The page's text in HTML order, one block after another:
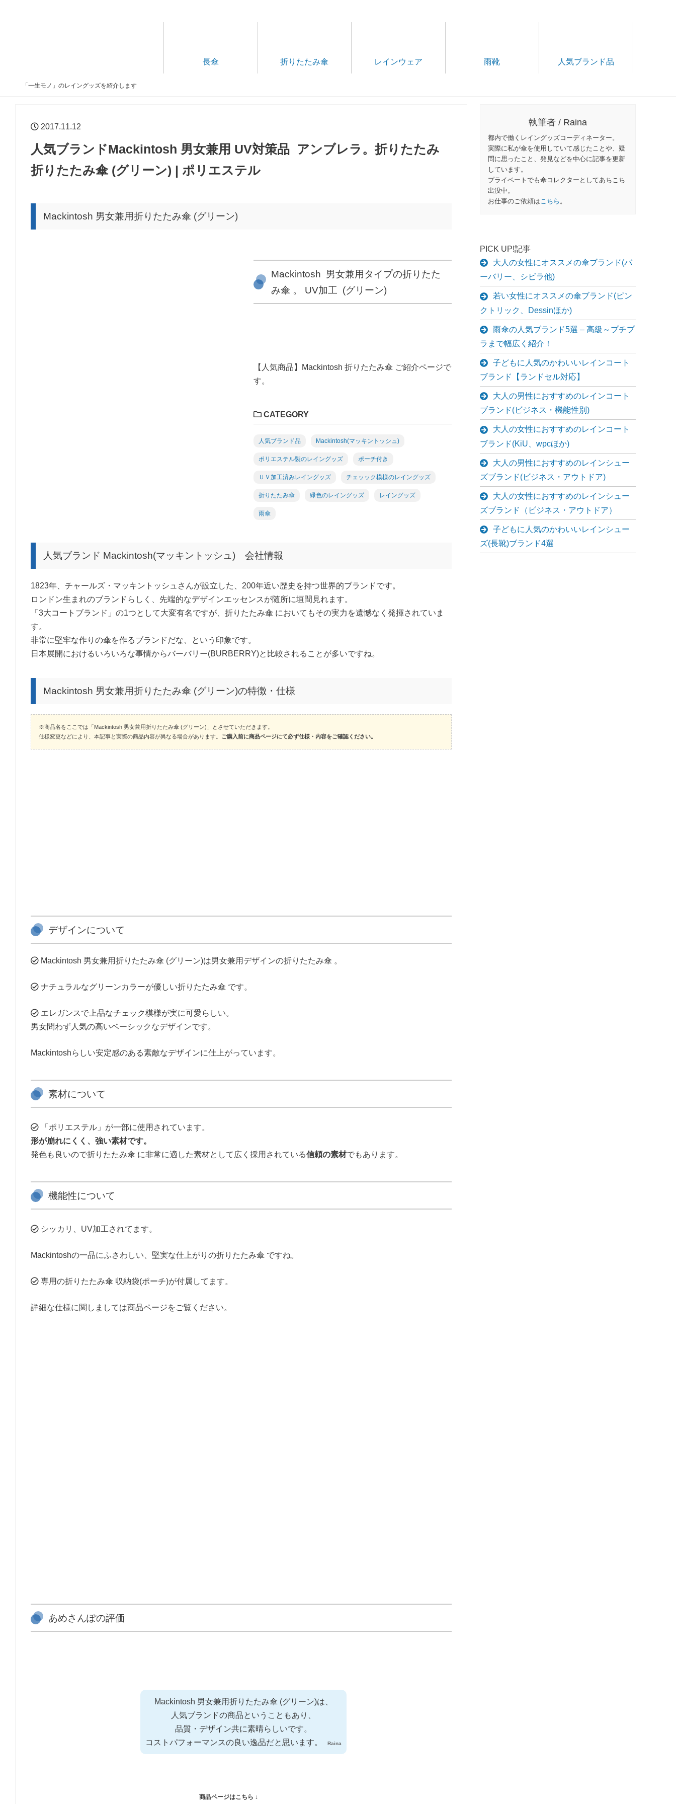
「一生モノ」のレイングッズを紹介します
長傘 折りたたみ傘 レインウェア 雨靴 人気ブランド品
2017.11.12
人気ブランドMackintosh 男女兼用 UV対策品 アンブレラ。折りたたみ
折りたたみ傘 (グリーン) | ポリエステル
Mackintosh 男女兼用折りたたみ傘 (グリーン)
Mackintosh 男女兼用タイプの折りたた
み傘 。 UV加工 (グリーン)
【人気商品】Mackintosh 折りたたみ傘 ご紹介ページで
す。
CATEGORY
人気ブランド品 Mackintosh(マッキントッシュ)
ポリエステル製のレイングッズ ポーチ付き
ＵＶ加工済みレイングッズ チェッック模様のレイングッズ
折りたたみ傘 緑色のレイングッズ レイングッズ
雨傘
人気ブランド Mackintosh(マッキントッシュ) 会社情報
1823年、チャールズ・マッキントッシュさんが設立した、200年近い歴史を持つ世界的ブランドです。
ロンドン生まれのブランドらしく、先端的なデザインエッセンスが随所に垣間見れます。
「3大コートブランド」の1つとして大変有名ですが、折りたたみ傘 においてもその実力を遺憾なく発揮されていま
す。
非常に堅牢な作りの傘を作るブランドだな、という印象です。
日本展開におけるいろいろな事情からバーバリー(BURBERRY)と比較されることが多いですね。
Mackintosh 男女兼用折りたたみ傘 (グリーン)の特徴・仕様
※商品名をここでは「Mackintosh 男女兼用折りたたみ傘 (グリーン)」とさせていただきます。
仕様変更などにより、本記事と実際の商品内容が異なる場合があります。 ご購入前に商品ページにて必ず仕様・内容をご確認ください。
デザインについて
Mackintosh 男女兼用折りたたみ傘 (グリーン)は男女兼用デザインの折りたたみ傘 。
ナチュラルなグリーンカラーが優しい折りたたみ傘 です。
エレガンスで上品なチェック模様が実に可愛らしい。
男女問わず人気の高いベーシックなデザインです。
Mackintoshらしい安定感のある素敵なデザインに仕上がっています。
素材について
「ポリエステル」が一部に使用されています。
形が崩れにくく、強い素材です。
発色も良いので折りたたみ傘 に非常に適した素材として広く採用されている信頼の素材でもあります。
機能性について
シッカリ、UV加工されてます。
Mackintoshの一品にふさわしい、堅実な仕上がりの折りたたみ傘 ですね。
専用の折りたたみ傘 収納袋(ポーチ)が付属してます。
詳細な仕様に関しましては商品ページをご覧ください。
あめさんぽの評価
Mackintosh 男女兼用折りたたみ傘 (グリーン)は、
人気ブランドの商品ということもあり、
品質・デザイン共に素晴らしいです。
コストパフォーマンスの良い逸品だと思います。
Raina
執筆者 / Raina
都内で働くレイングッズコーディネーター。
実際に私が傘を使用していて感じたことや、疑
問に思ったこと、発見などを中心に記事を更新
しています。
プライベートでも傘コレクターとしてあちこち
出没中。
お仕事のご依頼はこちら 。
PICK UP!記事
大人の女性にオススメの傘ブランド(バ
ーバリー、シビラ他)
若い女性にオススメの傘ブランド(ピン
クトリック、Dessinほか)
雨傘の人気ブランド5選 – 高級～プチプ
ラまで幅広く紹介！
子どもに人気のかわいいレインコート
ブランド【ランドセル対応】
大人の男性におすすめのレインコート
ブランド(ビジネス・機能性別)
大人の女性におすすめのレインコート
ブランド(KiU、wpcほか)
大人の男性におすすめのレインシュー
ズブランド(ビジネス・アウトドア)
大人の女性におすすめのレインシュー
ズブランド（ビジネス・アウトドア）
子どもに人気のかわいいレインシュー
ズ(長靴)ブランド4選